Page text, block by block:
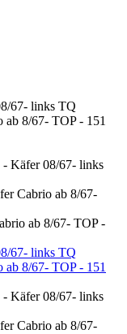
ab 8/67- TOP -